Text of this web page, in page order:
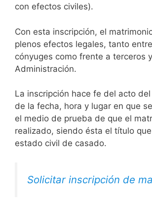
con efectos civiles).
Con esta inscripción, el
plenos efectos legales, tanto
cónyuges como frente a terceros
Administración.
La inscripción hace fe del acto
de la fecha, hora y lugar en que
el medio de prueba de que el
realizado, siendo ésta el título
estado civil de casado.
Solicitar inscripción de